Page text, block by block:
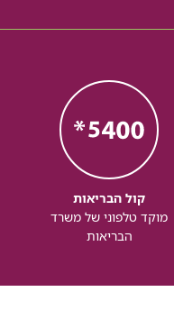
קול הבריאות
מוקד טלפוני של משרד
הבריאות